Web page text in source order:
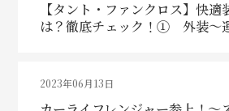
【タント・ファンクロス】快適
は？徹底チェック！① 外装～
2023年06月13日